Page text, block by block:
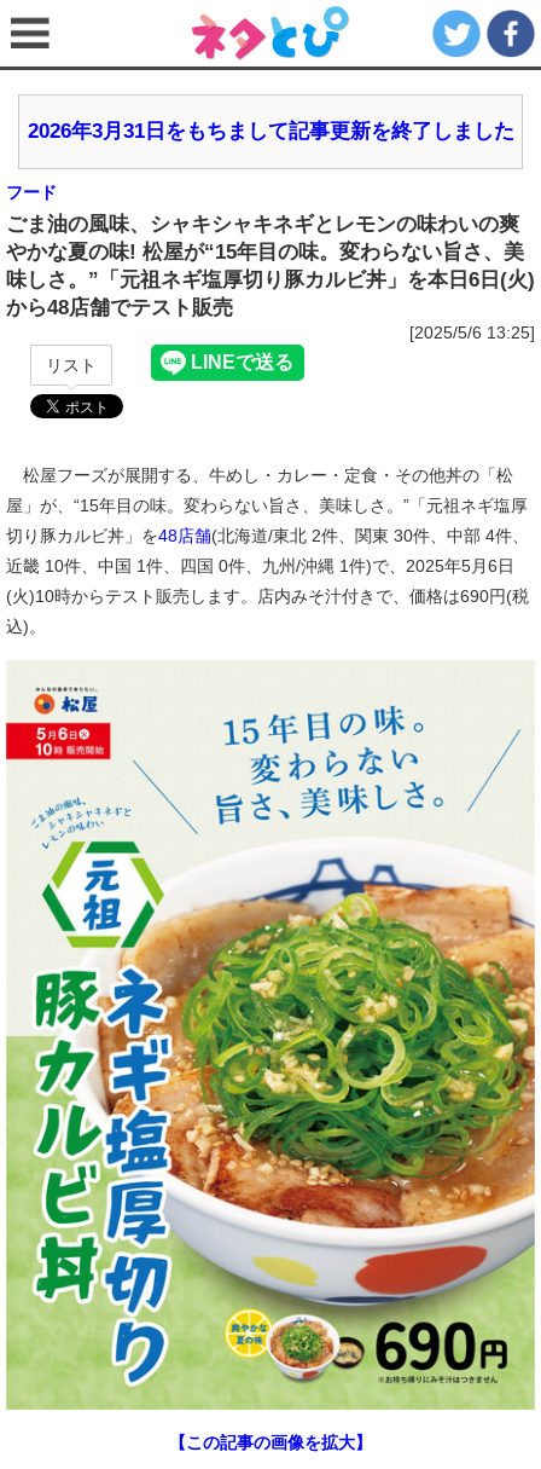
2026年3月31日をもちまして記事更新を終了しました
フード
ごま油の風味、シャキシャキネギとレモンの味わいの爽
やかな夏の味! 松屋が“15年目の味。変わらない旨さ、美
味しさ。”「元祖ネギ塩厚切り豚カルビ丼」を本日6日(火)
から48店舗でテスト販売
[2025/5/6 13:25]
リスト
松屋フーズが展開する、牛めし・カレー・定食・その他丼の「松
屋」が、“15年目の味。変わらない旨さ、美味しさ。”「元祖ネギ塩厚
切り豚カルビ丼」を48店舗(北海道/東北 2件、関東 30件、中部 4件、
近畿 10件、中国 1件、四国 0件、九州/沖縄 1件)で、2025年5月6日
(火)10時からテスト販売します。店内みそ汁付きで、価格は690円(税
込)。
【この記事の画像を拡大】